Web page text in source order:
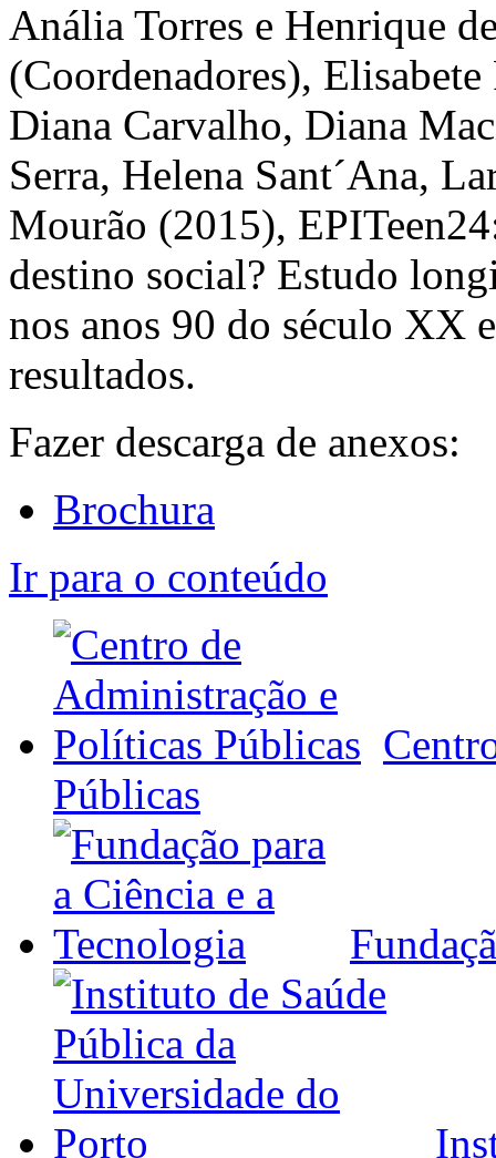
Anália Torres e Henrique
(Coordenadores),
Diana Carvalho, Diana
Serra, Helena Sant´Ana,
Mourão (2015),
destino social? Estudo
nos anos 90 do século XX
resultados.
Fazer descarga de anexos:
Brochura
Ir para o conteúdo
Públicas